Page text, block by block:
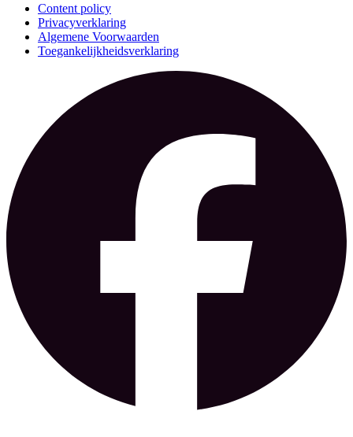
Content policy
Privacyverklaring
Algemene Voorwaarden
Toegankelijkheidsverklaring